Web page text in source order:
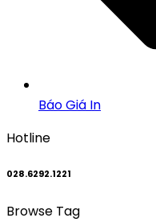
Báo Giá In
Hotline
028.6292.1221
Browse Tag